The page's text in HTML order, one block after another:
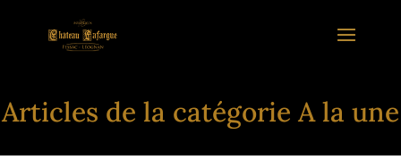
Articles de la catégorie A la une